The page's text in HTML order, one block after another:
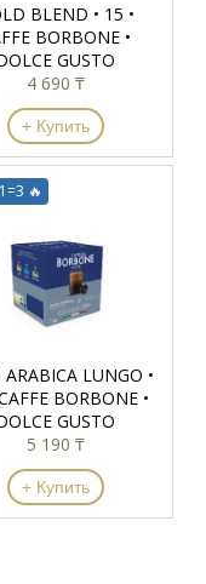
BLEND • 15 •
BORBONE •
GUSTO
4 690 ₸
+ Купить
🔥
ARABICA LUNGO •
BORBONE •
GUSTO
5 190 ₸
+ Купить